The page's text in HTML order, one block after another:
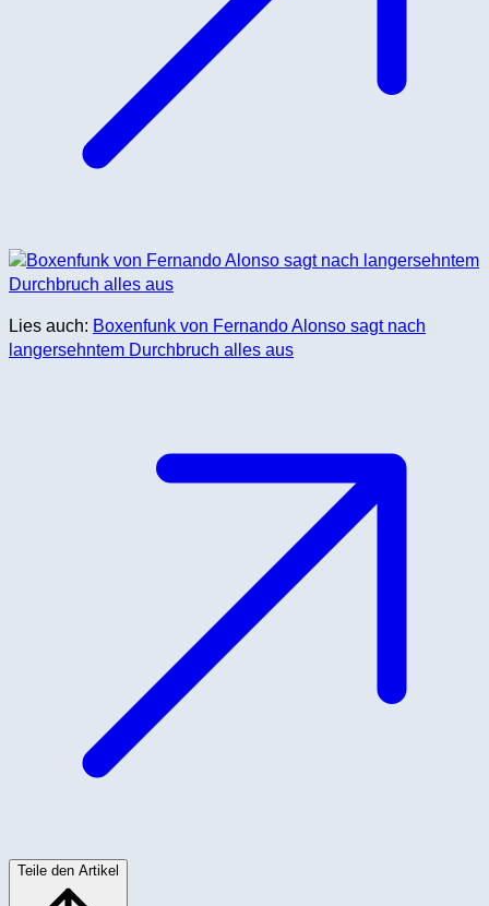
Lies auch: Boxenfunk von Fernando Alonso sagt nach
langersehntem Durchbruch alles aus
Teile den Artikel